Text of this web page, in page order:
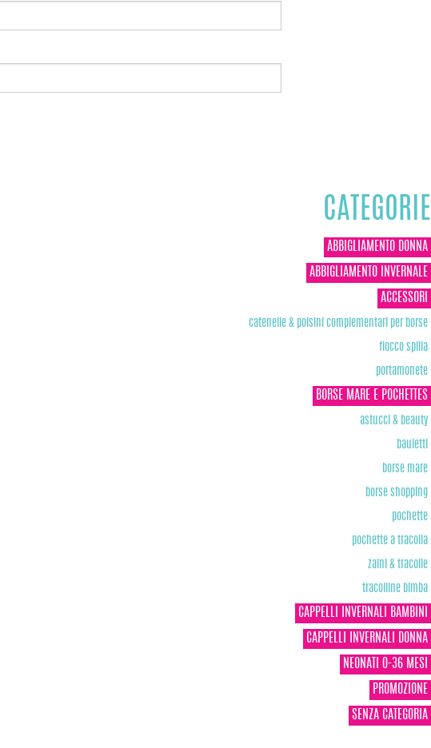
CATEGORIE
ABBIGLIAMENTO DONNA
ABBIGLIAMENTO INVERNALE
ACCESSORI
catenelle & polsini complementari per borse
fiocco spilla
portamonete
BORSE MARE E POCHETTES
astucci & beauty
bauletti
borse mare
borse shopping
pochette
pochette a tracolla
zaini & tracolle
tracolline bimba
CAPPELLI INVERNALI BAMBINI
CAPPELLI INVERNALI DONNA
NEONATI 0-36 MESI
PROMOZIONE
SENZA CATEGORIA